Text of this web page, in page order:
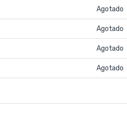
Agotado
Agotado
Agotado
Agotado